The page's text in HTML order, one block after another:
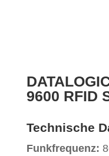
9600 RFID
Technische
Funkfrequenz: